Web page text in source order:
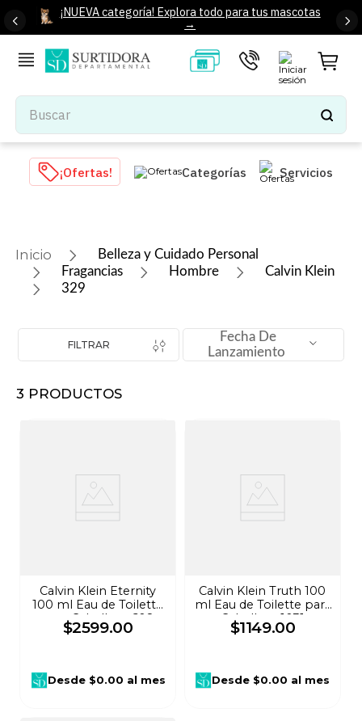
¡NUEVA categoría! Explora todo para tus mascotas
→
Buscar
TÉRMINOS MÁS BUSCADOS
1.
tenis mujer
iphone
tenis
bocinas
¡Ofertas! Categorías Servicios
Belleza y Cuidado Personal
Fragancias
Hombre
Calvin Klein
329
FILTRAR
Fecha De
Lanzamiento
3 PRODUCTOS
Calvin Klein Eternity
100 ml Eau de Toilette
para Caballero 608
$2599.00
Desde$0.00 al mes
Calvin Klein Truth 100
ml Eau de Toilette para
Caballero 1031
$1149.00
Desde $0.00 al mes